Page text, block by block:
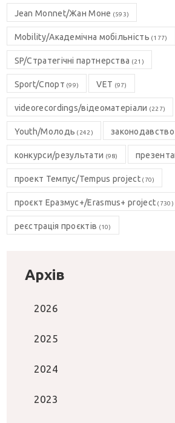
Jean Monnet/Жан Моне (593)
Mobility/Академічна мобільність (177)
SP/Стратегічні партнерства (21)
Sport/Спорт (99) VET (97)
videorecordings/відеоматеріали (227)
Youth/Молодь (242) законодавство
конкурси/результати (98)
проект Темпус/Tempus project(70)
проєкт Еразмус+/Erasmus+ project (730)
реєстрація проєктів (10)
Архів
2026
2025
2024
2023